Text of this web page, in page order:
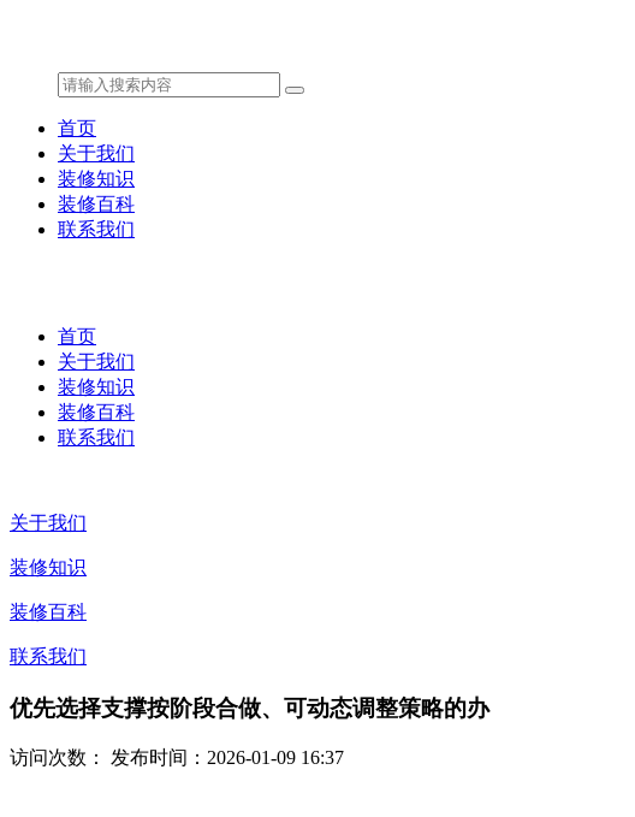
首页
关于我们
装修知识
装修百科
联系我们
首页
关于我们
装修知识
装修百科
联系我们
关于我们
装修知识
装修百科
联系我们
优先选择支撑按阶段合做、可动态调整策略的办
访问次数： 发布时间：2026-01-09 16:37